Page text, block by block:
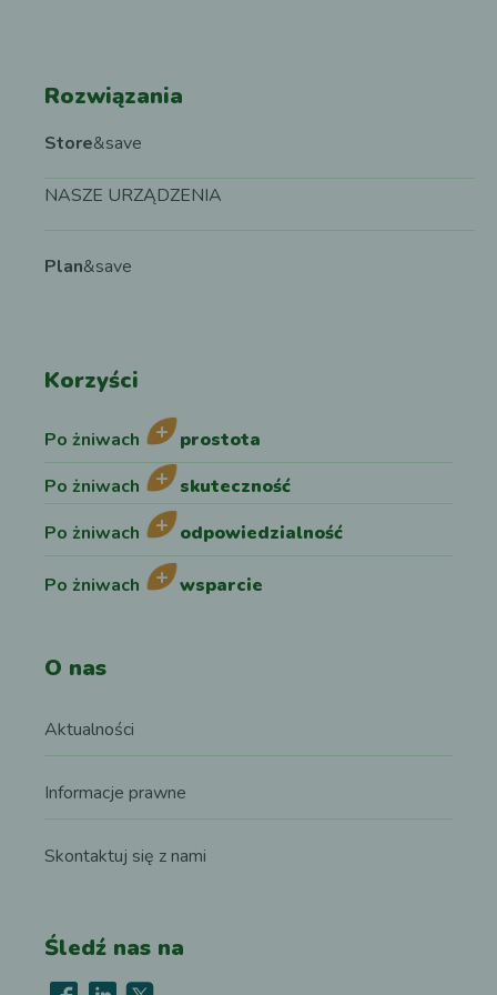
Rozwiązania
Store&save
NASZE URZĄDZENIA
Plan&save
Korzyści
Po żniwach
prostota
Po żniwach
skuteczność
Po żniwach
odpowiedzialność
Po żniwach wsparcie
O nas
Aktualności
Informacje prawne
Skontaktuj się z nami
Śledź nas na